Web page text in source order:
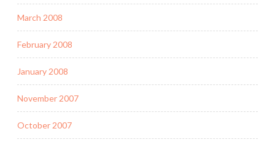
March 2008
February 2008
January 2008
November 2007
October 2007